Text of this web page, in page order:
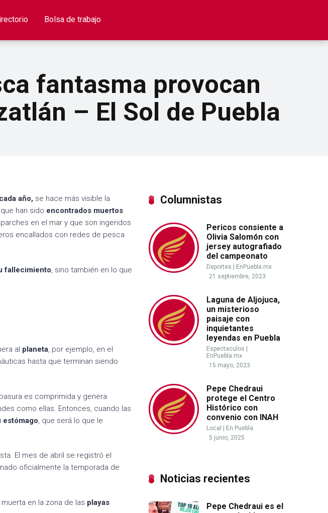
Bolsa de trabajo
fantasma provocan
– El Sol de Puebla
año, se hace más visible la
han sido encontrados muertos
en el mar y que son ingeridos
encallados con redes de pesca
fallecimiento, sino también en lo que
al planeta, por ejemplo, en el
hasta que terminan siendo
es comprimida y genera
como ellas. Entonces, cuando las
estómago, que será lo que le
El mes de abril se registró el
oficialmente la temporada de
en la zona de las playas
Columnistas
Pericos consiente a
Olivia Salomón con
jersey autografiado
del campeonato
Deportes
EnPuebla.mx
21 septiembre, 2023
Laguna de Aljojuca,
un misterioso
paisaje con
inquietantes
leyendas en Puebla
Espectaculos
EnPuebla.mx
15 mayo, 2023
Pepe Chedraui
protege el Centro
Histórico con
convenio con INAH
Local
En Puebla
5 junio, 2025
Noticias recientes
Pepe Chedraui es el